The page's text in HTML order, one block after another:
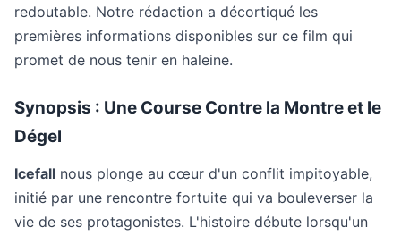
redoutable. Notre rédaction a décortiqué les
premières informations disponibles sur ce film qui
promet de nous tenir en haleine.
Synopsis : Une Course Contre la Montre et le
Dégel
Icefall nous plonge au cœur d'un conflit impitoyable,
initié par une rencontre fortuite qui va bouleverser la
vie de ses protagonistes. L'histoire débute lorsqu'un